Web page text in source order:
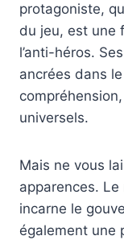
protagoniste,
du jeu, est une
l’anti-héros.
ancrées dans
universels.
Mais ne vous
apparences.
incarne le
également une